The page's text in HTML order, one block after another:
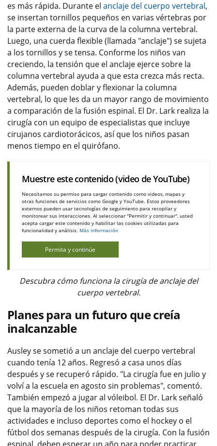
es más rápida. Durante el anclaje del cuerpo vertebral,
se insertan tornillos pequeños en varias vértebras por
la parte externa de la curva de la columna vertebral.
Luego, una cuerda flexible (llamada "anclaje") se sujeta
a los tornillos y se tensa. Conforme los niños van
creciendo, la tensión que el anclaje ejerce sobre la
columna vertebral ayuda a que esta crezca más recta.
Además, pueden doblar y flexionar la columna
vertebral, lo que les da un mayor rango de movimiento
a comparación de la fusión espinal. El Dr. Lark realiza la
cirugía con un equipo de especialistas que incluye
cirujanos cardiotorácicos, así que los niños pasan
menos tiempo en el quirófano.
Muestre este contenido (video de YouTube)
Necesitamos su permiso para cargar contenido como videos, mapas y
otras funciones de servicios como Google y YouTube. Estos proveedores
externos pueden usar tecnologías de seguimiento para recopilar y
monitorear sus interacciones. Al seleccionar "Permitir y continuar", usted
acepta cargar este contenido y habilitar las cookies utilizadas para
funcionalidad y análisis. Más información
Permita y continúe
Descubra cómo funciona la cirugía de anclaje del
cuerpo vertebral.
Planes para un futuro que creía
inalcanzable
Ausley se sometió a un anclaje del cuerpo vertebral
cuando tenía 12 años. Regresó a casa unos días
después y se recuperó rápido. "La cirugía fue en julio y
volví a la escuela en agosto sin problemas", comentó.
También empezó a jugar al vóleibol. El Dr. Lark señaló
que la mayoría de los niños retoman todas sus
actividades e incluso deportes como el hockey o el
fútbol dos semanas después de la cirugía. Con la fusión